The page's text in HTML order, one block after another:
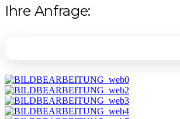
Ihre Anfrage: